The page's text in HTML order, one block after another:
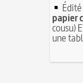
papier
cousu)
une